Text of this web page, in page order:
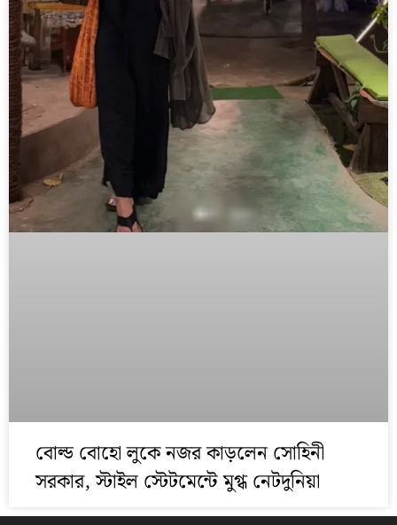
বোল্ড বোহো লুকে নজর কাড়লেন সোহিনী
সরকার, স্টাইল স্টেটমেন্টে মুগ্ধ নেটদুনিয়া